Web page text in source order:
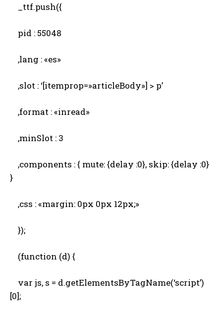
_ttf.push({
pid : 55048
,lang : «es»
,slot : ‘[itemprop=»articleBody»] > p’
,format : «inread»
,minSlot : 3
,components : { mute: {delay :0}, skip: {delay :0}
}
,css : «margin: 0px 0px 12px;»
});
(function (d) {
var js, s = d.getElementsByTagName(‘script’)
[0];